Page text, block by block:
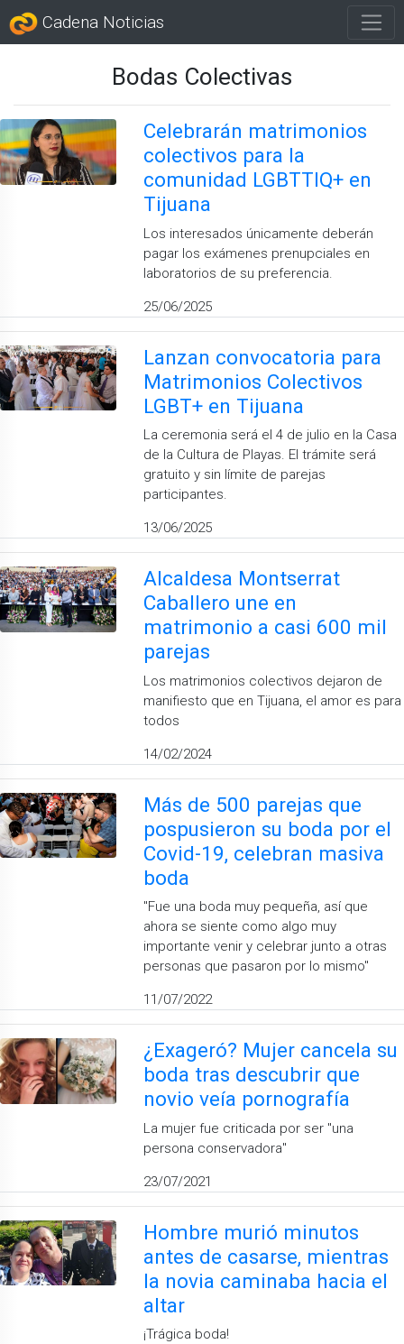
Cadena Noticias
Bodas Colectivas
Celebrarán matrimonios
colectivos para la
comunidad LGBTTIQ+ en
Tijuana
Los interesados únicamente deberán
pagar los exámenes prenupciales en
laboratorios de su preferencia.
25/06/2025
Lanzan convocatoria para
Matrimonios Colectivos
LGBT+ en Tijuana
La ceremonia será el 4 de julio en la Casa
de la Cultura de Playas. El trámite será
gratuito y sin límite de parejas
participantes.
13/06/2025
Alcaldesa Montserrat
Caballero une en
matrimonio a casi 600 mil
parejas
Los matrimonios colectivos dejaron de
manifiesto que en Tijuana, el amor es para
todos
14/02/2024
Más de 500 parejas que
pospusieron su boda por el
Covid-19, celebran masiva
boda
''Fue una boda muy pequeña, así que
ahora se siente como algo muy
importante venir y celebrar junto a otras
personas que pasaron por lo mismo''
11/07/2022
¿Exageró? Mujer cancela su
boda tras descubrir que
novio veía pornografía
La mujer fue criticada por ser ''una
persona conservadora''
23/07/2021
Hombre murió minutos
antes de casarse, mientras
la novia caminaba hacia el
altar
¡Trágica boda!